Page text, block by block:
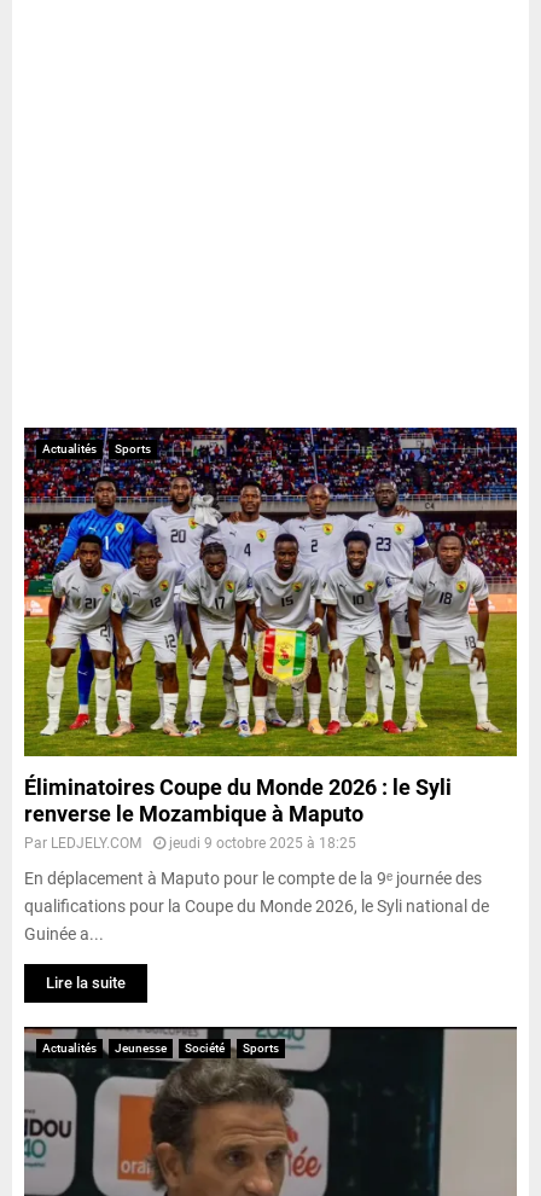
Actualités Sports
Éliminatoires Coupe du Monde 2026 : le Syli
renverse le Mozambique à Maputo
Par LEDJELY.COM jeudi 9 octobre 2025 à 18:25
En déplacement à Maputo pour le compte de la 9ᵉ journée des
qualifications pour la Coupe du Monde 2026, le Syli national de
Guinée a...
Lire la suite
Actualités Jeunesse Société Sports